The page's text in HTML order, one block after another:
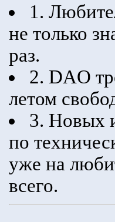
1.
не только
раз.
2. DAO
летом
3. Новых
по
уже на
всего.